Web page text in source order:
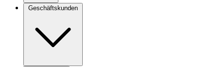
Geschäftskunden